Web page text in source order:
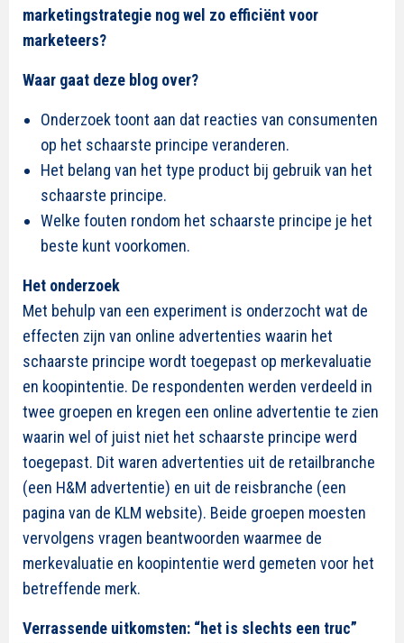
marketingstrategie nog wel zo efficiënt voor
marketeers?
Waar gaat deze blog over?
Onderzoek toont aan dat reacties van consumenten
op het schaarste principe veranderen.
Het belang van het type product bij gebruik van het
schaarste principe.
Welke fouten rondom het schaarste principe je het
beste kunt voorkomen.
Het onderzoek
Met behulp van een experiment is onderzocht wat de
effecten zijn van online advertenties waarin het
schaarste principe wordt toegepast op merkevaluatie
en koopintentie. De respondenten werden verdeeld in
twee groepen en kregen een online advertentie te zien
waarin wel of juist niet het schaarste principe werd
toegepast. Dit waren advertenties uit de retailbranche
(een H&M advertentie) en uit de reisbranche (een
pagina van de KLM website). Beide groepen moesten
vervolgens vragen beantwoorden waarmee de
merkevaluatie en koopintentie werd gemeten voor het
betreffende merk.
Verrassende uitkomsten: “het is slechts een truc”